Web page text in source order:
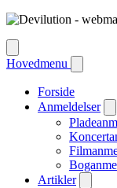
Hovedmenu
Forside
Anmeldelser
Artikler